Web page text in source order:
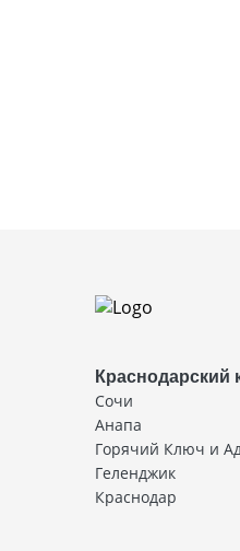
Краснодарский
Сочи
Анапа
Горячий Ключ и
Геленджик
Краснодар